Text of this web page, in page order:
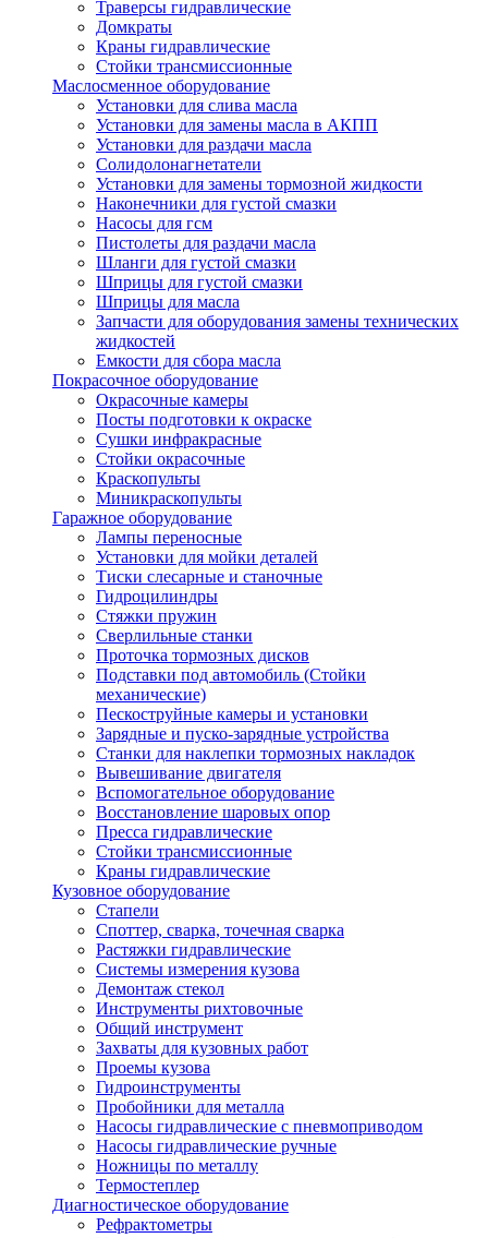
Траверсы гидравлические
Домкраты
Краны гидравлические
Стойки трансмиссионные
Маслосменное оборудование
Установки для слива масла
Установки для замены масла в АКПП
Установки для раздачи масла
Солидолонагнетатели
Установки для замены тормозной жидкости
Наконечники для густой смазки
Насосы для гсм
Пистолеты для раздачи масла
Шланги для густой смазки
Шприцы для густой смазки
Шприцы для масла
Запчасти для оборудования замены технических
жидкостей
Емкости для сбора масла
Покрасочное оборудование
Окрасочные камеры
Посты подготовки к окраске
Сушки инфракрасные
Стойки окрасочные
Краскопульты
Миникраскопульты
Гаражное оборудование
Лампы переносные
Установки для мойки деталей
Тиски слесарные и станочные
Гидроцилиндры
Стяжки пружин
Сверлильные станки
Проточка тормозных дисков
Подставки под автомобиль (Стойки
механические)
Пескоструйные камеры и установки
Зарядные и пуско-зарядные устройства
Станки для наклепки тормозных накладок
Вывешивание двигателя
Вспомогательное оборудование
Восстановление шаровых опор
Пресса гидравлические
Стойки трансмиссионные
Краны гидравлические
Кузовное оборудование
Стапели
Споттер, сварка, точечная сварка
Растяжки гидравлические
Системы измерения кузова
Демонтаж стекол
Инструменты рихтовочные
Общий инструмент
Захваты для кузовных работ
Проемы кузова
Гидроинструменты
Пробойники для металла
Насосы гидравлические с пневмоприводом
Насосы гидравлические ручные
Ножницы по металлу
Термостеплер
Диагностическое оборудование
Рефрактометры